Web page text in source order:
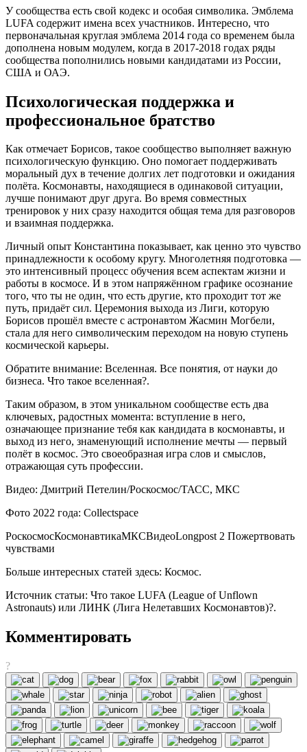
У сообщества есть свой кодекс и особая символика. Эмблема
LUFA содержит имена всех участников. Интересно, что
первоначальная круглая эмблема 2014 года со временем была
дополнена новым модулем, когда в 2017-2018 годах ряды
сообщества пополнились новыми кандидатами из России,
США и ОАЭ.
Психологическая поддержка и
профессиональное братство
Как отмечает Борисов, такое сообщество выполняет важную
психологическую функцию. Оно помогает поддерживать
моральный дух в течение долгих лет подготовки и ожидания
полёта. Космонавты, находящиеся в одинаковой ситуации,
лучше понимают друг друга. Во время совместных
тренировок у них сразу находится общая тема для разговоров
и взаимная поддержка.
Личный опыт Константина показывает, как ценно это чувство
принадлежности к особому кругу. Многолетняя подготовка —
это интенсивный процесс обучения всем аспектам жизни и
работы в космосе. И в этом напряжённом графике осознание
того, что ты не один, что есть другие, кто проходит тот же
путь, придаёт сил. Церемония выхода из Лиги, которую
Борисов прошёл вместе с астронавтом Жасмин Могбели,
стала для него символическим переходом на новую ступень
космической карьеры.
Обратите внимание: Вселенная. Все понятия, от науки до
бизнеса. Что такое вселенная?.
Таким образом, в этом уникальном сообществе есть два
ключевых, радостных момента: вступление в него,
означающее признание тебя как кандидата в космонавты, и
выход из него, знаменующий исполнение мечты — первый
полёт в космос. Это своеобразная игра слов и смыслов,
отражающая суть профессии.
Видео: Дмитрий Петелин/Роскосмос/ТАСС, МКС
Фото 2022 года: Collectspace
РоскосмосКосмонавтикаМКСВидеоLongpost 2 Пожертвовать
чувствами
Больше интересных статей здесь: Космос.
Источник статьи: Что такое LUFA (League of Unflown
Astronauts) или ЛИНК (Лига Нелетавших Космонавтов)?.
Комментировать
?